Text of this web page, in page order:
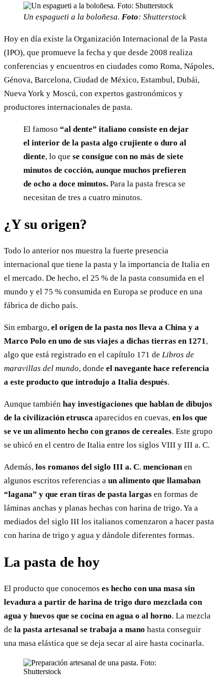
Un espagueti a la boloñesa. Foto: Shutterstock
Hoy en día existe la Organización Internacional de la Pasta
(IPO), que promueve la fecha y que desde 2008 realiza
conferencias y encuentros en ciudades como Roma, Nápoles,
Génova, Barcelona, Ciudad de México, Estambul, Dubái,
Nueva York y Moscú, con expertos gastronómicos y
productores internacionales de pasta.
El famoso “al dente” italiano consiste en dejar
el interior de la pasta algo crujiente o duro al
diente, lo que se consigue con no más de siete
minutos de cocción, aunque muchos prefieren
de ocho a doce minutos. Para la pasta fresca se
necesitan de tres a cuatro minutos.
¿Y su origen?
Todo lo anterior nos muestra la fuerte presencia
internacional que tiene la pasta y la importancia de Italia en
el mercado. De hecho, el 25 % de la pasta consumida en el
mundo y el 75 % consumida en Europa se produce en una
fábrica de dicho país.
Sin embargo, el origen de la pasta nos lleva a China y a
Marco Polo en uno de sus viajes a dichas tierras en 1271,
algo que está registrado en el capítulo 171 de Libros de
maravillas del mundo, donde el navegante hace referencia
a este producto que introdujo a Italia después.
Aunque también hay investigaciones que hablan de dibujos
de la civilización etrusca aparecidos en cuevas, en los que
se ve un alimento hecho con granos de cereales. Este grupo
se ubicó en el centro de Italia entre los siglos VIII y III a. C.
Además, los romanos del siglo III a. C. mencionanen
algunos escritos referencias a un alimento que llamaban
“lagana” y que eran tiras de pasta largas en formas de
láminas anchas y planas hechas con harina de trigo. Ya a
mediados del siglo III los italianos comenzaron a hacer pasta
con harina de trigo y agua y dándole diferentes formas.
La pasta de hoy
El producto que conocemos es hecho con una masa sin
levadura a partir de harina de trigo duro mezclada con
agua y huevos que se cocina en agua o al horno. La mezcla
de la pasta artesanal se trabaja a mano hasta conseguir
una masa elástica que se deja secar al aire hasta cocinarla.